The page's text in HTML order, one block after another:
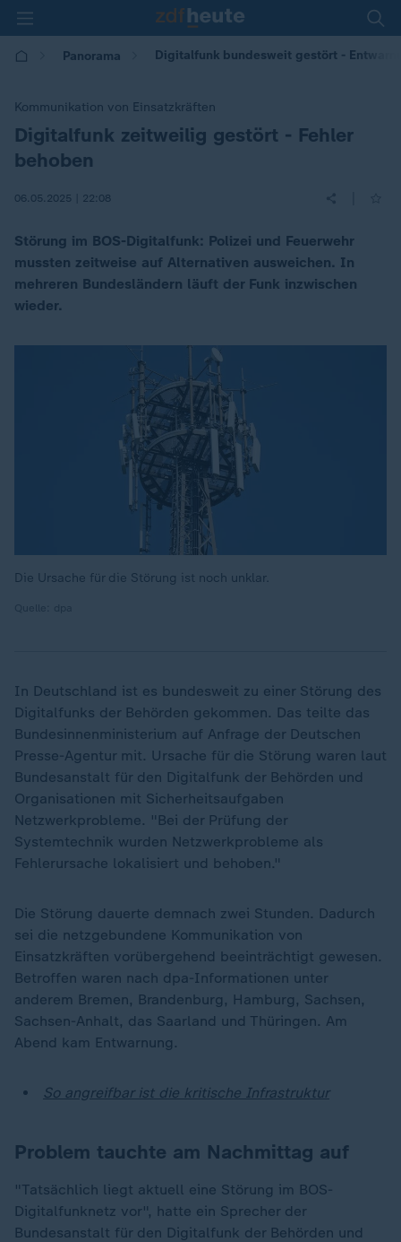
Panorama Digitalfunk bundesweit gestört -
Kommunikation von Einsatzkräften
:Digitalfunk zeitweilig gestört - Fehler
behoben
06.05.2025 | 22:08
Störung im BOS-Digitalfunk: Polizei und Feuerwehr
mussten zeitweise auf Alternativen ausweichen. In
mehreren Bundesländern läuft der Funk inzwischen
wieder.
Die Ursache für die Störung ist noch unklar.
In Deutschland ist es bundesweit zu einer Störung des
Digitalfunks der Behörden gekommen. Das teilte das
Bundesinnenministerium auf Anfrage der Deutschen
Presse-Agentur mit. Ursache für die Störung waren laut
Bundesanstalt für den Digitalfunk der Behörden und
Organisationen mit Sicherheitsaufgaben
Netzwerkprobleme. "Bei der Prüfung der
Systemtechnik wurden Netzwerkprobleme als
Fehlerursache lokalisiert und behoben."
Die Störung dauerte demnach zwei Stunden. Dadurch
sei die netzgebundene Kommunikation von
Einsatzkräften vorübergehend beeinträchtigt gewesen.
Betroffen waren nach dpa-Informationen unter
anderem Bremen, Brandenburg, Hamburg, Sachsen,
Sachsen-Anhalt, das Saarland und Thüringen. Am
Abend kam Entwarnung.
So angreifbar ist die kritische Infrastruktur
Problem tauchte am Nachmittag auf
"Tatsächlich liegt aktuell eine Störung im BOS-
Digitalfunknetz vor", hatte ein Sprecher der
Bundesanstalt für den Digitalfunk der Behörden und